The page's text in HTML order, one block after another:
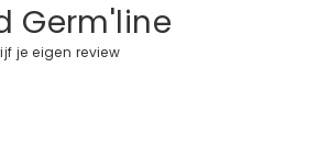
Germ'line
je eigen review